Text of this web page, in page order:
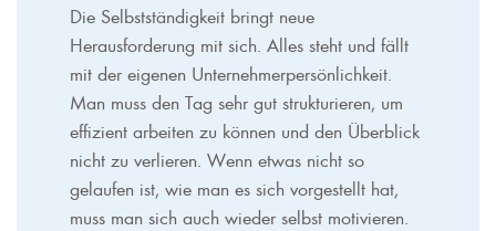
Die Selbstständigkeit bringt neue
Herausforderung mit sich. Alles steht und fällt
mit der eigenen Unternehmerpersönlichkeit.
Man muss den Tag sehr gut strukturieren, um
effizient arbeiten zu können und den Überblick
nicht zu verlieren. Wenn etwas nicht so
gelaufen ist, wie man es sich vorgestellt hat,
muss man sich auch wieder selbst motivieren.